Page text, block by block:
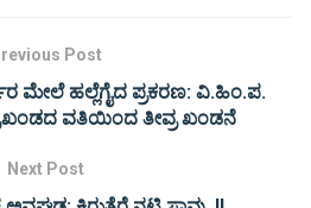
Post
ಮೇಲೆ ಹಲ್ಲೆಗೈದ ಪ್ರಕರಣ: ವಿ.ಹಿಂ.ಪ.
ವತಿಯಿಂದ ತೀವ್ರ ಖಂಡನೆ
Next Post